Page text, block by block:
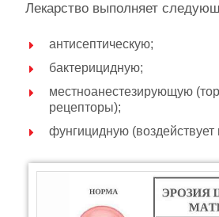
Лекарство выполняет
антисептическую;
бактерицидную;
местноанестезирующую
рецепторы);
фунгицидную (воздействует